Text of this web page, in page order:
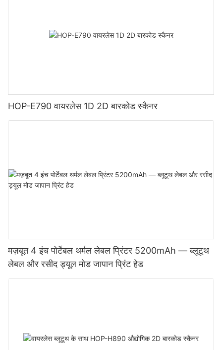
HOP-E790 वायरलेस 1D 2D बारकोड स्कैनर
मज़बूत 4 इंच पोर्टेबल थर्मल लेबल प्रिंटर 5200mAh — ब्लूटूथ
लेबल और रसीद ड्यूल मोड जापान प्रिंट हेड